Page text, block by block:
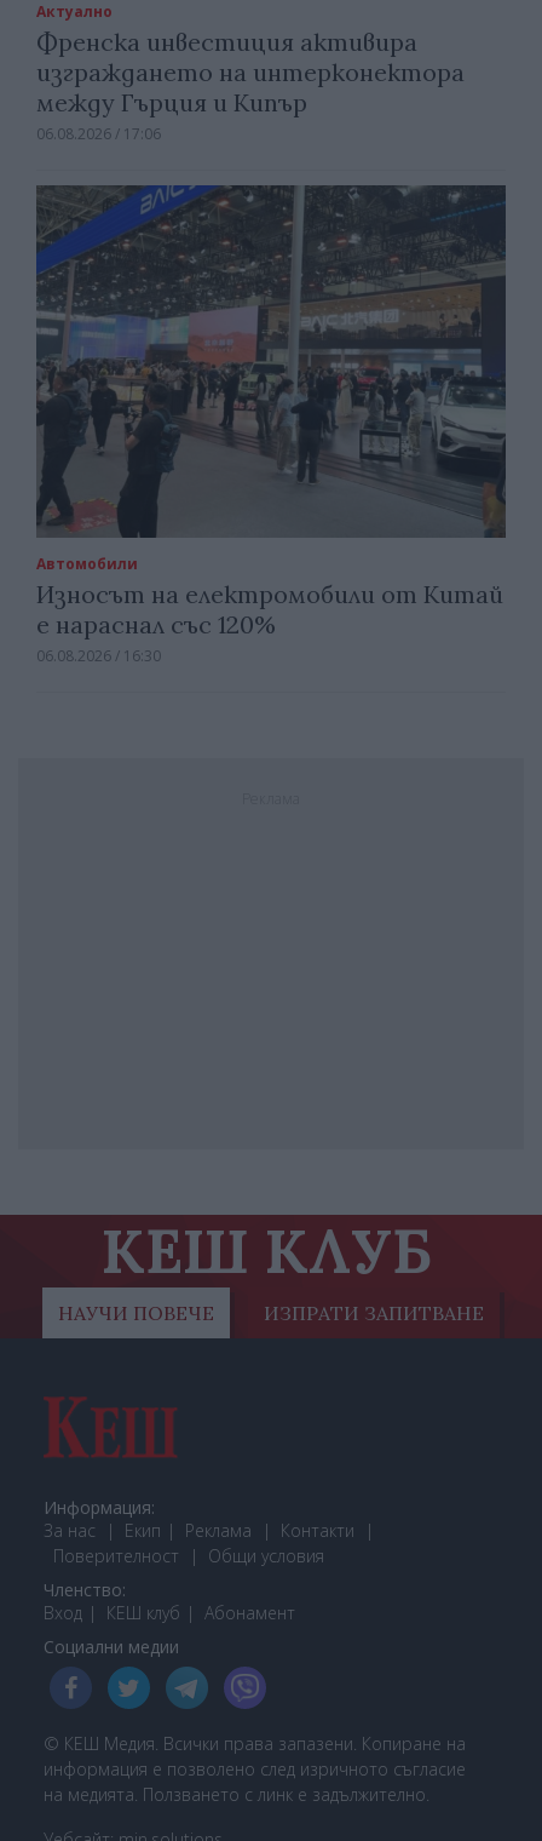
Актуално
Френска инвестиция активира
изграждането на интерконектора
между Гърция и Кипър
06.08.2026 / 17:06
Автомобили
Износът на електромобили от Китай
е нараснал със 120%
06.08.2026 / 16:30
КЕШ КЛУБ
НАУЧИ ПОВЕЧЕ ИЗПРАТИ ЗАПИТВАНЕ
Информация:
За нас
Екип Реклама
Контакти
Поверителност
Общи условия
Членство:
Вход
КЕШ клуб Абонамент
Социални медии
© КЕШ Медия. Всички права запазени. Копиране на
информация е позволено след изричното съгласие
на медията. Ползването с линк е задължително.